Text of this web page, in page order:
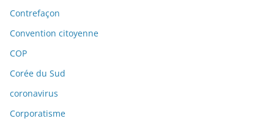
Contrefaçon
Convention citoyenne
COP
Corée du Sud
coronavirus
Corporatisme